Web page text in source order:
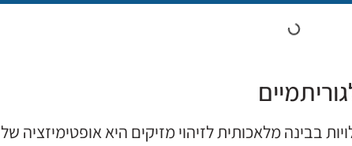
בבינה מלאכותית לזיהוי מזיקים היא אופטימיזציה של